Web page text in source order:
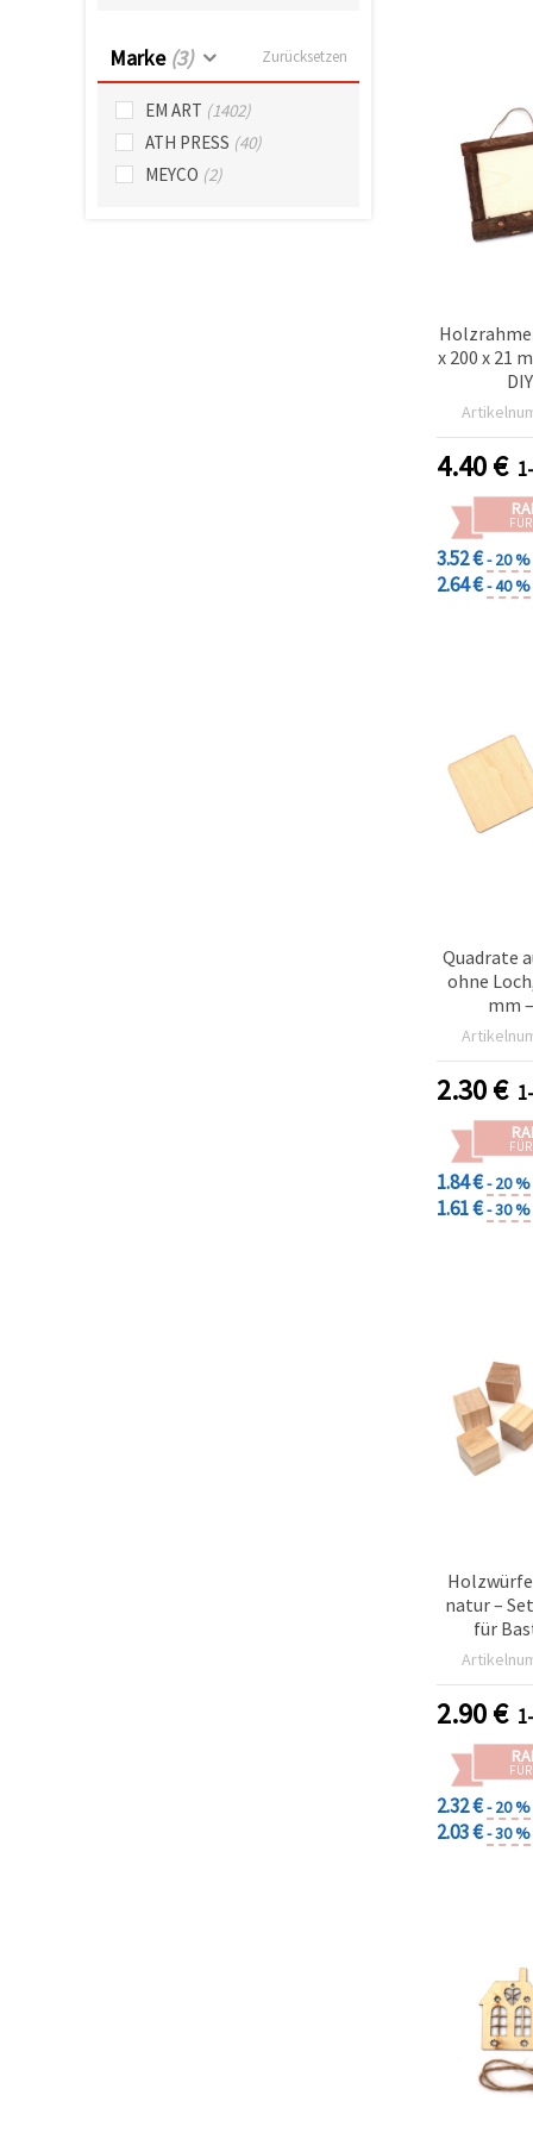
Datenschutzerklärung
Marke (3) Zurücksetzen
EM ART (1402)
ATH PRESS (40)
MEYCO (2)
x 200 x 21
4.40€
3.52 €- 20 %
2.64 €- 40 %
Quadrate
ohne
mm
2.30€
1.84 €- 20 %
1.61 €- 30 %
natur –
für
2.90€
2.32 €- 20 %
2.03 €- 30 %